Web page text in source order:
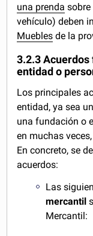
una prenda sobre
vehículo) deben
Muebles de la
3.2.3
entidad o
Los principales
entidad, ya sea
una fundación o
en muchas
En concreto, se
acuerdos:
Las
mercantil
Mercantil: